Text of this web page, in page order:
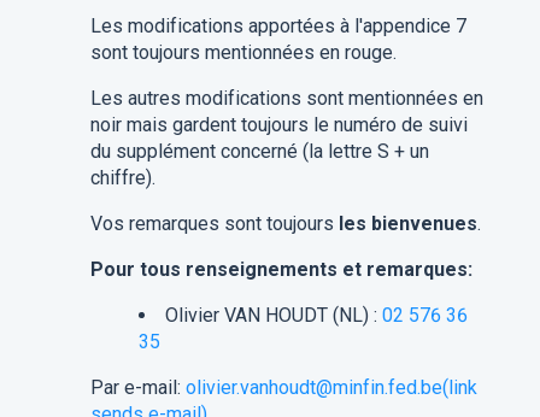
Les modifications apportées à l'appendice 7
sont toujours mentionnées en rouge.
Les autres modifications sont mentionnées en
noir mais gardent toujours le numéro de suivi
du supplément concerné (la lettre S + un
chiffre).
Vos remarques sont toujours les bienvenues.
Pour tous renseignements et remarques:
Olivier VAN HOUDT (NL) : 02 576 36
35
Par e-mail: olivier.vanhoudt@minfin.fed.be(link